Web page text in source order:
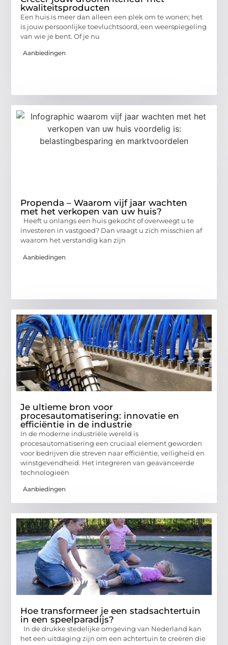
kwaliteitsproducten
Een huis is meer dan alleen een plek om te wonen; het
is jouw persoonlijke toevluchtsoord, een weerspiegeling
van wie je bent. Of je nu
Aanbiedingen
Propenda – Waarom vijf jaar wachten
met het verkopen van uw huis?
Heeft u onlangs een huis gekocht of overweegt u te
investeren in vastgoed? Dan vraagt u zich misschien af
waarom het verstandig kan zijn
Aanbiedingen
Je ultieme bron voor
procesautomatisering: innovatie en
efficiëntie in de industrie
In de moderne industriële wereld is
procesautomatisering een cruciaal element geworden
voor bedrijven die streven naar efficiëntie, veiligheid en
winstgevendheid. Het integreren van geavanceerde
technologieën
Aanbiedingen
Hoe transformeer je een stadsachtertuin
in een speelparadijs?
In de drukke stedelijke omgeving van Nederland kan
het een uitdaging zijn om een achtertuin te creëren die